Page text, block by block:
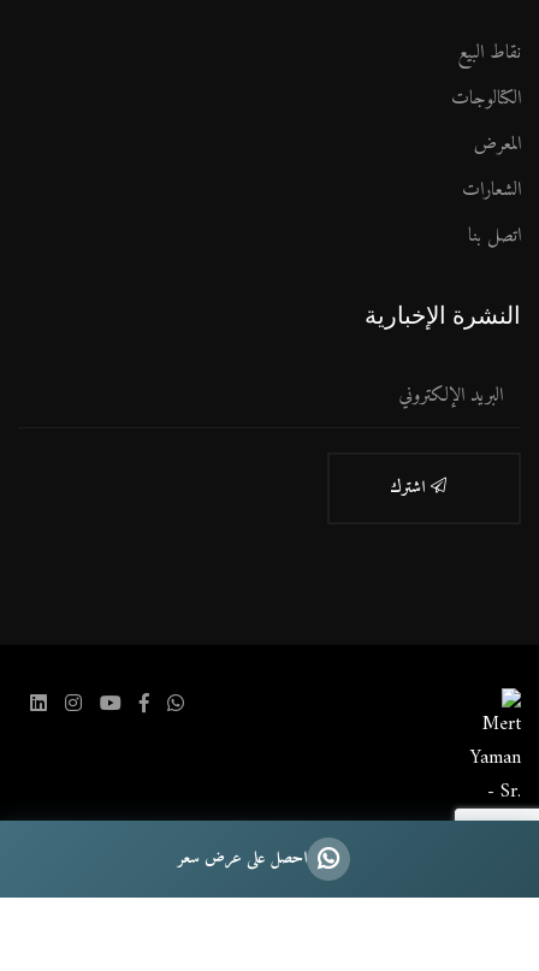
نقاط البيع
الكتالوجات
المعرض
الشعارات
اتصل بنا
النشرة الإخبارية
اشترك
احصل على عرض سعر